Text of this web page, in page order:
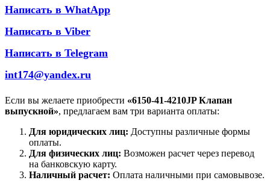
Написать в WhatApp
Написать в Viber
Написать в Telegram
int174@yandex.ru
Если вы желаете приобрести «6150-41-4210JP Клапан
выпускной», предлагаем вам три варианта оплаты:
Для юридических лиц: Доступны различные формы
оплаты.
Для физических лиц: Возможен расчет через перевод
на банковскую карту.
Наличный расчет: Оплата наличными при самовывозе.